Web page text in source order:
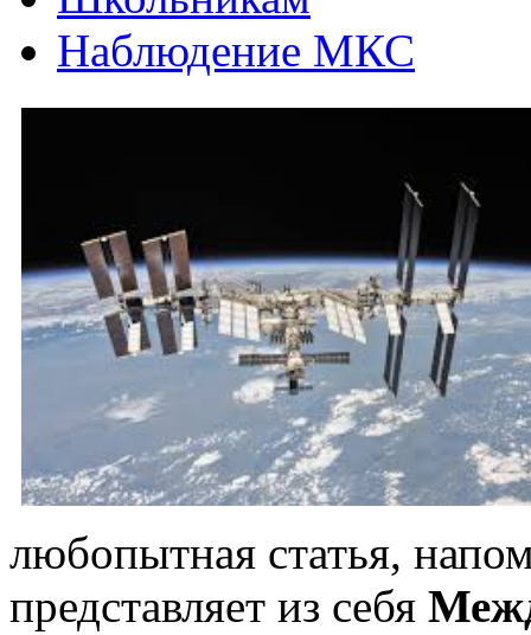
Наблюдение МКС
любопытная статья,
представляет из себя